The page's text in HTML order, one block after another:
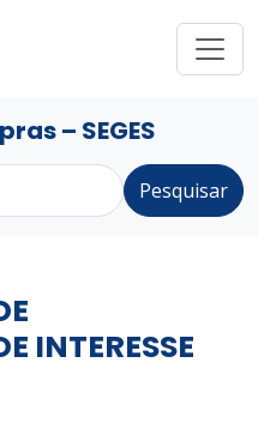
– SEGES
Pesquisar
INTERESSE